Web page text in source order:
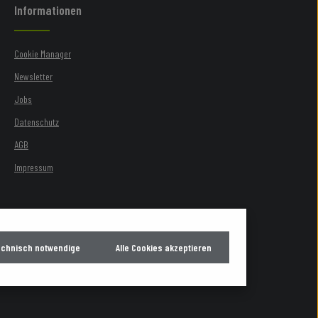
Informationen
Cookie Manager
Newsletter
Jobs
Datenschutz
AGB
Impressum
notwendige Alle Cookies akzeptieren